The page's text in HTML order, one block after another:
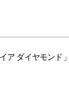
ア ダイヤモンド